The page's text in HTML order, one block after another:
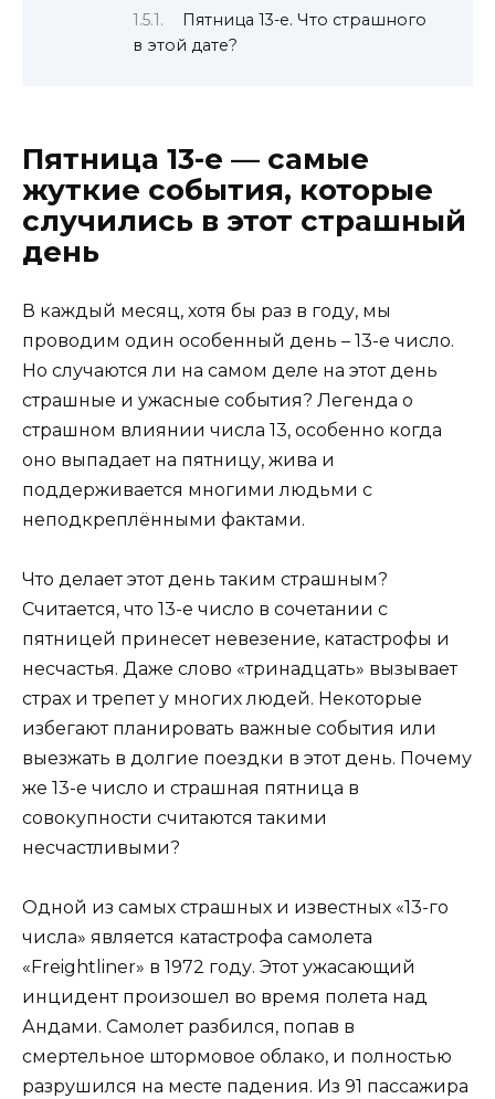
Пятница 13-е. Что страшного
в этой дате?
Пятница 13-е — самые
жуткие события, которые
случились в этот страшный
день
В каждый месяц, хотя бы раз в году, мы
проводим один особенный день – 13-е число.
Но случаются ли на самом деле на этот день
страшные и ужасные события? Легенда о
страшном влиянии числа 13, особенно когда
оно выпадает на пятницу, жива и
поддерживается многими людьми с
неподкреплёнными фактами.
Что делает этот день таким страшным?
Считается, что 13-е число в сочетании с
пятницей принесет невезение, катастрофы и
несчастья. Даже слово «тринадцать» вызывает
страх и трепет у многих людей. Некоторые
избегают планировать важные события или
выезжать в долгие поездки в этот день. Почему
же 13-е число и страшная пятница в
совокупности считаются такими
несчастливыми?
Одной из самых страшных и известных «13-го
числа» является катастрофа самолета
«Freightliner» в 1972 году. Этот ужасающий
инцидент произошел во время полета над
Андами. Самолет разбился, попав в
смертельное штормовое облако, и полностью
разрушился на месте падения. Из 91 пассажира